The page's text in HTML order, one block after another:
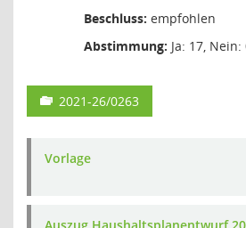
Beschluss: empfohlen
Abstimmung: Ja: 17,
2021-26/0263
Vorlage